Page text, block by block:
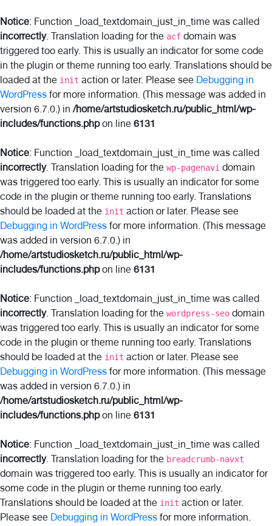
Notice: Function _load_textdomain_just_in_time was called
incorrectly. Translation loading for the acf domain was
triggered too early. This is usually an indicator for some code
in the plugin or theme running too early. Translations should be
loaded at the init action or later. Please see Debugging in
WordPress for more information. (This message was added in
version 6.7.0.) in/home/artstudiosketch.ru/public_html/wp-
includes/functions.phpon line 6131
Notice: Function _load_textdomain_just_in_time was called
incorrectly. Translation loading for the wp-pagenavi domain
was triggered too early. This is usually an indicator for some
code in the plugin or theme running too early. Translations
should be loaded at the init action or later. Please see
Debugging in WordPress for more information. (This message
was added in version 6.7.0.) in
/home/artstudiosketch.ru/public_html/wp-
includes/functions.phpon line 6131
Notice: Function _load_textdomain_just_in_time was called
incorrectly. Translation loading for the wordpress-seo domain
was triggered too early. This is usually an indicator for some
code in the plugin or theme running too early. Translations
should be loaded at the init action or later. Please see
Debugging in WordPress for more information. (This message
was added in version 6.7.0.) in
/home/artstudiosketch.ru/public_html/wp-
includes/functions.phpon line 6131
Notice: Function _load_textdomain_just_in_time was called
incorrectly. Translation loading for the breadcrumb-navxt
domain was triggered too early. This is usually an indicator for
some code in the plugin or theme running too early.
Translations should be loaded at the init action or later.
Please see Debugging in WordPress for more information.